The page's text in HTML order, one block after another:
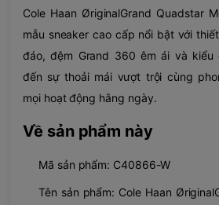
Cole Haan ØriginalGrand Quadstar
mẫu sneaker cao cấp nổi bật với
đáo, đệm Grand 360 êm ái và kiểu
đến sự thoải mái vượt trội cùng
mọi hoạt động hằng ngày.
Về sản phẩm này
Mã sản phẩm: C40866-W
Tên sản phẩm: Cole Haan